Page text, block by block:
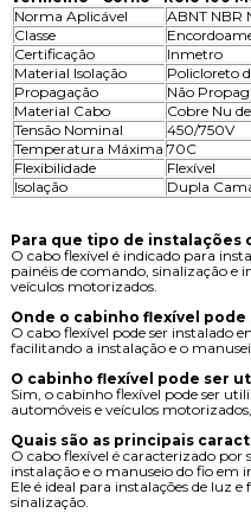
Norma Aplicável
ABNT NBR
Classe
Certificação
Inmetro
Material Isolação
Policloreto
Propagação
Não
Material Cabo
Cobre Nu
Tensão Nominal
450/750V
Temperatura Máxima 70C
Flexibilidade
Flexível
Isolação
Dupla
Para que tipo de instalações
O cabo flexível é indicado para
painéis de comando, sinalização e
veículos motorizados.
Onde o cabinho flexível pode
O cabo flexível pode ser instalado
facilitando a instalação e o
O cabinho flexível pode ser
Sim, o cabinho flexível pode ser
automóveis e veículos
Quais são as principais
O cabo flexível é caracterizado por
instalação e o manuseio do fio em
Ele é ideal para instalações de luz
sinalização.